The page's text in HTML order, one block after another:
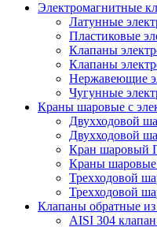
Электромагнитные
Латунные
Пластиковые
Клапаны
Клапаны
Нержавеющие
Чугунные
Краны шаровые с
Двухходовой
Двухходовой
Кран шаровый
Краны шаровые
Трехходовой
Трехходовой
Клапаны обратные
AISI 304